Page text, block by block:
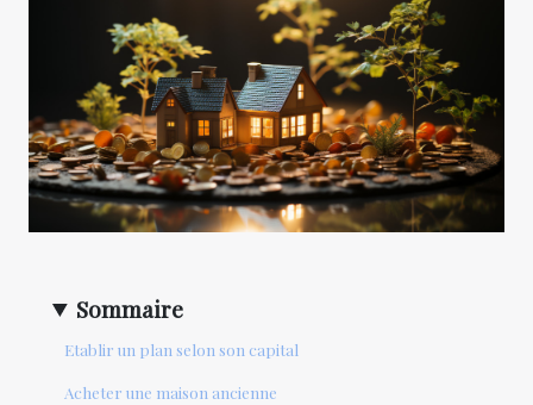
Sommaire
Etablir un plan selon son capital
Acheter une maison ancienne